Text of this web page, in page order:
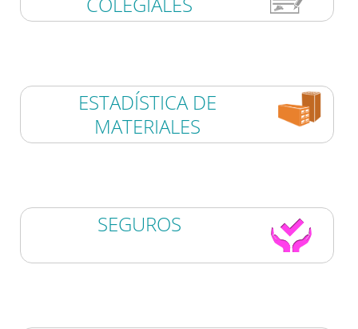
ESTADÍSTICA DE
MATERIALES
SEGUROS